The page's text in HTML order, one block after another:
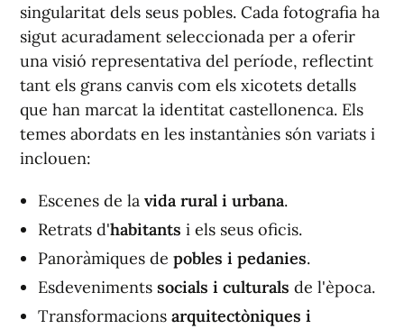
singularitat dels seus pobles. Cada fotografia ha
sigut acuradament seleccionada per a oferir
una visió representativa del període, reflectint
tant els grans canvis com els xicotets detalls
que han marcat la identitat castellonenca. Els
temes abordats en les instantànies són variats i
inclouen:
Escenes de la vida rural i urbana.
Retrats d'habitants i els seus oficis.
Panoràmiques de pobles i pedanies.
Esdeveniments socials i culturals de l'època.
Transformacions arquitectòniques i